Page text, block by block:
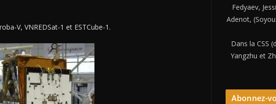
V, VNREDSat-1 et ESTCube-1.
Fedyaev,
Adenot,
Dans la CSS
Yangzhu et
Abonnez-